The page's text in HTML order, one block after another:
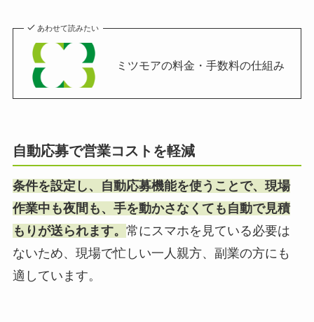
あわせて読みたい
ミツモアの料金・手数料の仕組み
自動応募で営業コストを軽減
条件を設定し、自動応募機能を使うことで、現場
作業中も夜間も、手を動かさなくても自動で見積
もりが送られます。 常にスマホを見ている必要は
ないため、現場で忙しい一人親方、副業の方にも
適しています。